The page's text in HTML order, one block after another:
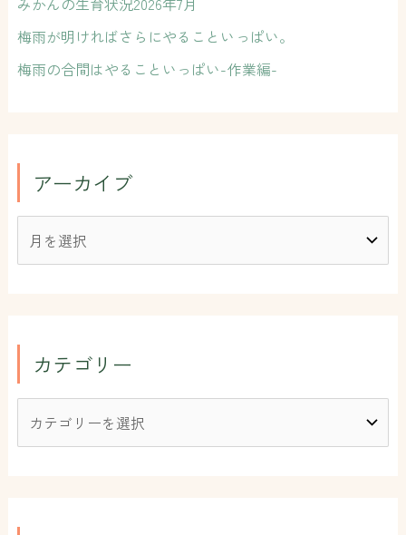
梅雨が明ければさらにやることいっぱい。
梅雨の合間はやることいっぱい-作業編-
アーカイブ
カテゴリー